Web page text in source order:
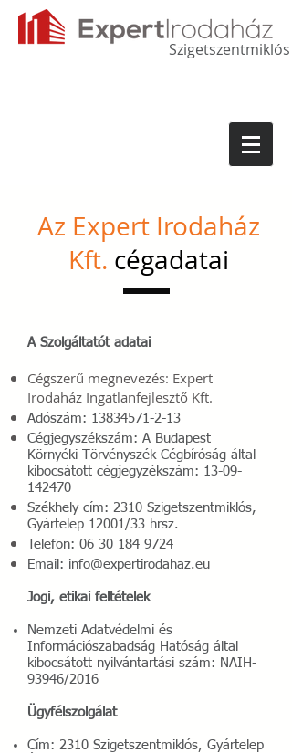
Szigetszentmiklós
Az Expert Irodaház
Kft. cégadatai
A Szolgáltatót adatai
Cégszerű megnevezés: Expert
Irodaház Ingatlanfejlesztő Kft.
Adószám: 13834571-2-13
Cégjegyszékszám: A Budapest
Környéki Törvényszék Cégbíróság által
kibocsátott cégjegyzékszám: 13-09-
142470
Székhely cím: 2310 Szigetszentmiklós,
Gyártelep 12001/33 hrsz.
Telefon: 06 30 184 9724
Email: info@expertirodahaz.eu
Jogi, etikai feltételek
Nemzeti Adatvédelmi és
Információszabadság Hatóság által
kibocsátott nyilvántartási szám: NAIH-
93946/2016
Ügyfélszolgálat
Cím: 2310 Szigetszentmiklós, Gyártelep